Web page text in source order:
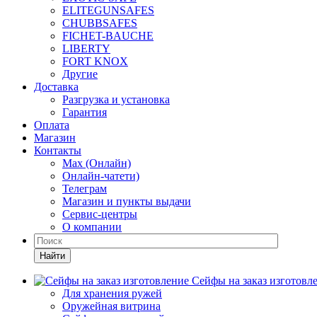
ELITEGUNSAFES
CHUBBSAFES
FICHET-BAUCHE
LIBERTY
FORT KNOX
Другие
Доставка
Разгрузка и установка
Гарантия
Оплата
Магазин
Контакты
Max (Онлайн)
Онлайн-чатети)
Телеграм
Магазин и пункты выдачи
Сервис-центры
О компании
Найти
Сейфы на заказ
Для хранения ружей
Оружейная витрина